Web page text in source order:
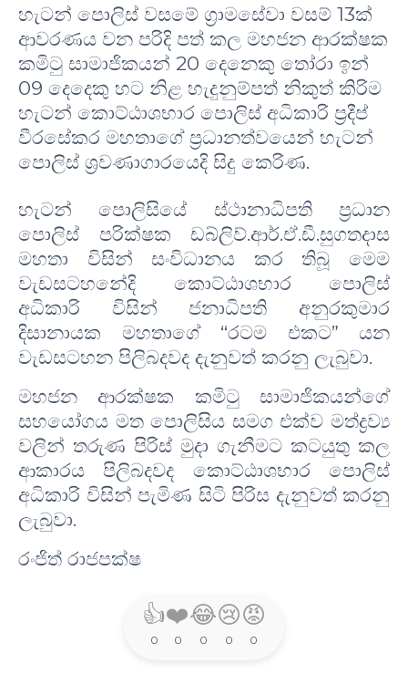
හැටන් පොලිස් වසමේ ග්‍රාමසේවා වසම් 13ක්
ආවරණය වන පරිදි පත් කල මහජන ආරක්ෂක
කමිටු සාමාජිකයන් 20 දෙනෙකු තෝරා ඉන්
09 දෙදෙකු හට නිළ හැදුනුම්පත් නිකුත් කිරිම
හැටන් කොට්ඨාශභාර පොලිස් අධිකාරි ප්‍රදීප්
වීරසේකර මහතාගේ ප්‍රධානත්වයෙන් හැටන්
පොලිස් ශ්‍රවණාගාරයෙදි සිදු කෙරිණ.
හැටන් පොලිසියේ ස්ථානාධිපති ප්‍රධාන
පොලිස් පරික්ෂක ඩබ්ලිව්.ආර්.ඒ.ඩී.සුගතදාස
මහතා විසින් සංවිධානය කර තිබූ මෙම
වැඩසටහනේදි කොට්ඨාශභාර පොලිස්
අධිකාරි විසින් ජනාධිපති අනුරකුමාර
දිසානායක මහතාගේ “රටම එකට” යන
වැඩසටහන පිලිබදවද දැනුවත් කරනු ලැබුවා.
මහජන ආරක්ෂක කමිටු සාමාජිකයන්ගේ
සහයෝගය මත පොලිසිය සමග එක්ව මත්ද්‍රව්‍ය
වලින් තරුණ පිරිස් මුදා ගැනීමට කටයුතු කල
ආකාරය පිලිබදවද කොට්ඨාශභාර පොලිස්
අධිකාරි විසින් පැමිණ සිටි පිරිස දැනුවත් කරනු
ලැබුවා.
රංජිත් රාජපක්ෂ
👍
0
❤️
0
😂
0
😢
0
😡
0